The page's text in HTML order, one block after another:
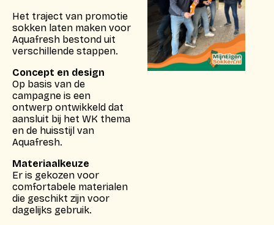
Het traject van promotie
sokken laten maken voor
Aquafresh bestond uit
verschillende stappen.
Concept en design
Op basis van de
campagne is een
ontwerp ontwikkeld dat
aansluit bij het WK thema
en de huisstijl van
Aquafresh.
Materiaalkeuze
Er is gekozen voor
comfortabele materialen
die geschikt zijn voor
dagelijks gebruik.